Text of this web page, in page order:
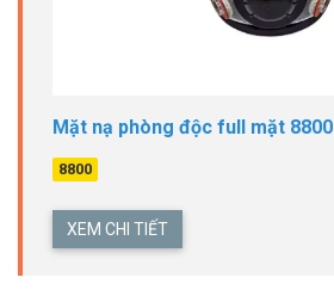
Mặt nạ phòng độc full mặt 8800
8800
XEM CHI TIẾT